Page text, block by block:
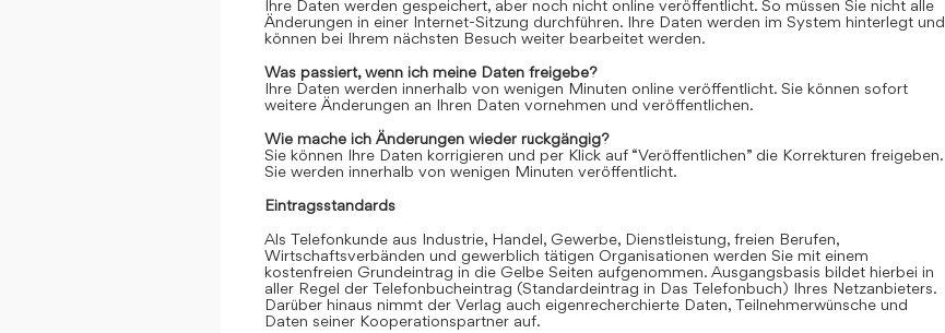
Ihre Daten werden gespeichert, aber noch nicht online veröffentlicht. So müssen Sie nicht alle
Änderungen in einer Internet-Sitzung durchführen. Ihre Daten werden im System hinterlegt und
können bei Ihrem nächsten Besuch weiter bearbeitet werden.
Was passiert, wenn ich meine Daten freigebe?
Ihre Daten werden innerhalb von wenigen Minuten online veröffentlicht. Sie können sofort
weitere Änderungen an Ihren Daten vornehmen und veröffentlichen.
Wie mache ich Änderungen wieder rückgängig?
Sie können Ihre Daten korrigieren und per Klick auf “Veröffentlichen” die Korrekturen freigeben.
Sie werden innerhalb von wenigen Minuten veröffentlicht.
Eintragsstandards
Als Telefonkunde aus Industrie, Handel, Gewerbe, Dienstleistung, freien Berufen,
Wirtschaftsverbänden und gewerblich tätigen Organisationen werden Sie mit einem
kostenfreien Grundeintrag in die Gelbe Seiten aufgenommen. Ausgangsbasis bildet hierbei in
aller Regel der Telefonbucheintrag (Standardeintrag in Das Telefonbuch) Ihres Netzanbieters.
Darüber hinaus nimmt der Verlag auch eigenrecherchierte Daten, Teilnehmerwünsche und
Daten seiner Kooperationspartner auf.